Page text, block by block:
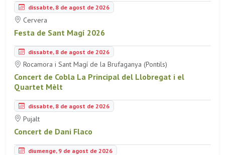
dissabte, 8 de agost de 2026
Cervera
Festa de Sant Magí 2026
dissabte, 8 de agost de 2026
Rocamora i Sant Magí de la Brufaganya (Pontils)
Concert de Cobla La Principal del Llobregat i el
Quartet Mèlt
dissabte, 8 de agost de 2026
Pujalt
Concert de Dani Flaco
diumenge, 9 de agost de 2026